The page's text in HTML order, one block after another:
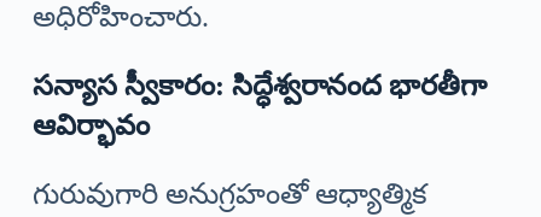
అధిరోహించారు.
సన్యాస స్వీకారం: సిద్ధేశ్వరానంద భారతీగా
ఆవిర్భావం
గురువుగారి అనుగ్రహంతో ఆధ్యాత్మిక